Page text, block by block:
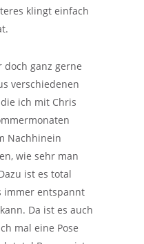
klingt einfach
ganz gerne
verschiedenen
ich mit Chris
Nachhinein
wie sehr man
ist es total
immer entspannt
Da ist es auch
mal eine Pose